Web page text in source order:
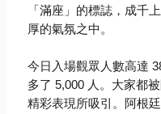
「滿座」的標誌，成千
厚的氣氛之中。
今日入場觀眾人數高達
多了 5,000 人。大家都
精彩表現所吸引。阿根